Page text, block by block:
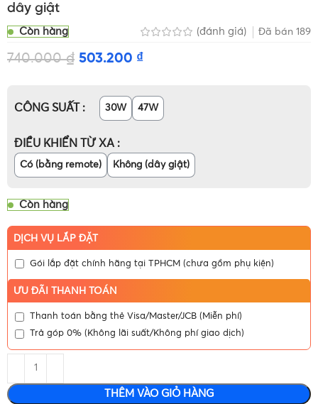
dây giật
Còn hàng (đánh giá) Đã bán 189
740.000₫ 503.200 ₫
CÔNG SUẤT 30W 47W
ĐIỀU KHIỂN TỪ XA
Có (bằng remote) Không (dây giật)
Còn hàng
DỊCH VỤ LẮP ĐẶT
Gói lắp đặt chính hãng tại TPHCM (chưa gồm phụ kiện)
ƯU ĐÃI THANH TOÁN
Thanh toán bằng thẻ Visa/Master/JCB (Miễn phí)
Trả góp 0% (Không lãi suất/Không phí giao dịch)
THÊM VÀO GIỎ HÀNG